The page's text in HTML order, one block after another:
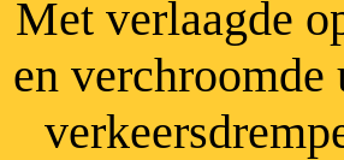
Met verlaagde
en